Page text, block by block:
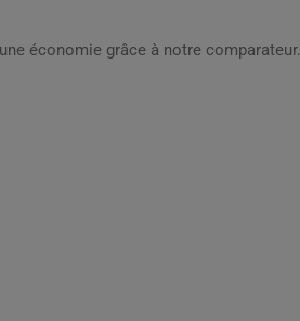
économie grâce à notre comparateur.